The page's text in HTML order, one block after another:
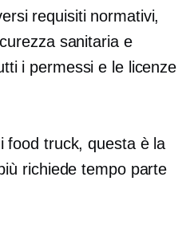
requisiti normativi,
sanitaria e
i permessi e le licenze
food truck, questa è la
richiede tempoparte